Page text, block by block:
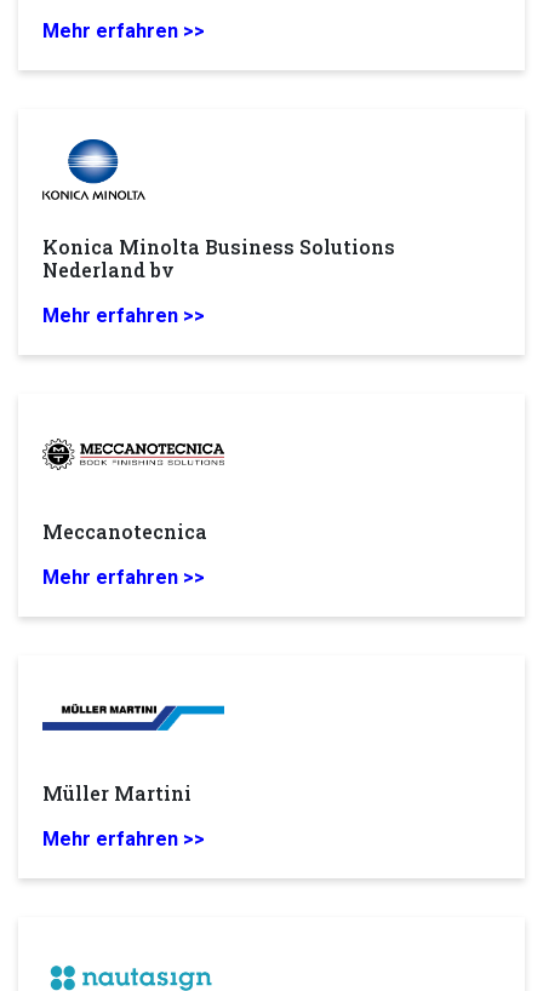
Mehr erfahren >>
Konica Minolta Business Solutions
Nederland bv
Mehr erfahren >>
Meccanotecnica
Mehr erfahren >>
Müller Martini
Mehr erfahren >>